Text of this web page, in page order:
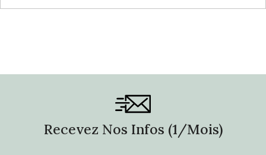
Recevez Nos Infos (1/mois)